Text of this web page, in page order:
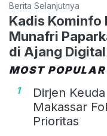
Berita Selanjutnya
Kadis Kominfo
Munafri
di Ajang
MOST POPULAR
1
Dirjen
Makassar
Prioritas